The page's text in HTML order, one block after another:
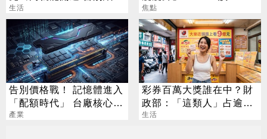
不用跑臨櫃
生活
項值得的投資
焦點
告別價格戰！ 記憶體進入
「配額時代」 台廠核心指
標一次看
產業
彩券百萬大獎誰在中？財
政部：「這類人」占逾6
成
生活